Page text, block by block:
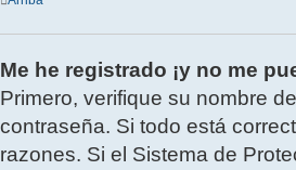
Me he registrado ¡y no me
Primero, verifique su nombre
contraseña. Si todo está
razones. Si el Sistema de